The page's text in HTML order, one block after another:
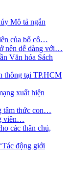
Mô tả ngắn
của bố cô…
nên dễ dàng với…
Văn hóa Sách
thông tại TP.HCM
xuất hiện
tâm thức con…
viên…
các thân chủ,
động giới